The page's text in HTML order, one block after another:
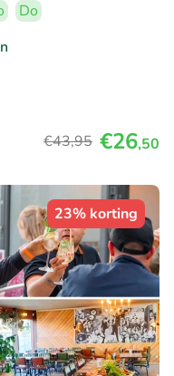
Do
€43,95 €26,50
23% korting